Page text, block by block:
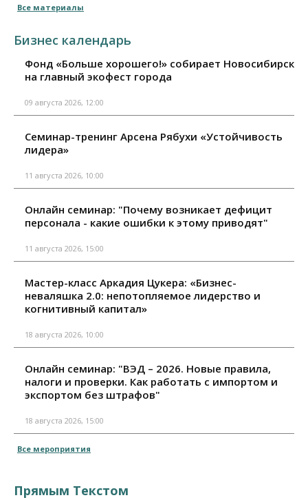
Все материалы
Бизнес календарь
Фонд «Больше хорошего!» собирает Новосибирск
на главный экофест города
09 августа 2026, 12:00
Семинар-тренинг Арсена Рябухи «Устойчивость
лидера»
11 августа 2026, 10:00
Онлайн семинар: "Почему возникает дефицит
персонала - какие ошибки к этому приводят"
11 августа 2026, 15:00
Мастер-класс Аркадия Цукера: «Бизнес-
неваляшка 2.0: непотопляемое лидерство и
когнитивный капитал»
18 августа 2026, 10:00
Онлайн семинар: "ВЭД – 2026. Новые правила,
налоги и проверки. Как работать с импортом и
экспортом без штрафов"
18 августа 2026, 15:00
Все мероприятия
Прямым Текстом